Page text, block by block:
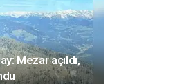
Mezar açıldı,